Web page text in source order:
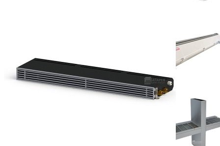
Russian
Українська
ПЛИНТУСНЫЕ КОНВЕКТОРЫ